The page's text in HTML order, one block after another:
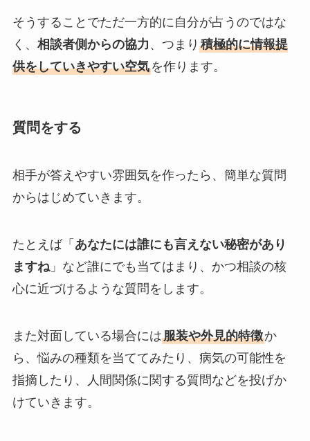
そうすることでただ一方的に自分が占うのではな
く、 相談者側からの協力 、つまり 積極的に情報提
供をしていきやすい空気を作ります。
質問をする
相手が答えやすい雰囲気を作ったら、簡単な質問
からはじめていきます。
たとえば「 あなたには誰にも言えない秘密があり
ますね」など誰にでも当てはまり、かつ相談の核
心に近づけるような質問をします。
また対面している場合には服装や外見的特徴か
ら、悩みの種類を当ててみたり、病気の可能性を
指摘したり、人間関係に関する質問などを投げか
けていきます。